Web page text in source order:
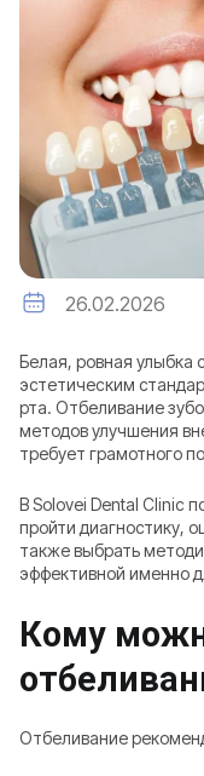
26.02.2026
Белая, ровная улыбка
эстетическим
рта. Отбеливание
методов улучшения
требует грамотного
В Solovei Dental Clinic
пройти диагностику,
также выбрать
эффективной именно
Кому
Отбеливание